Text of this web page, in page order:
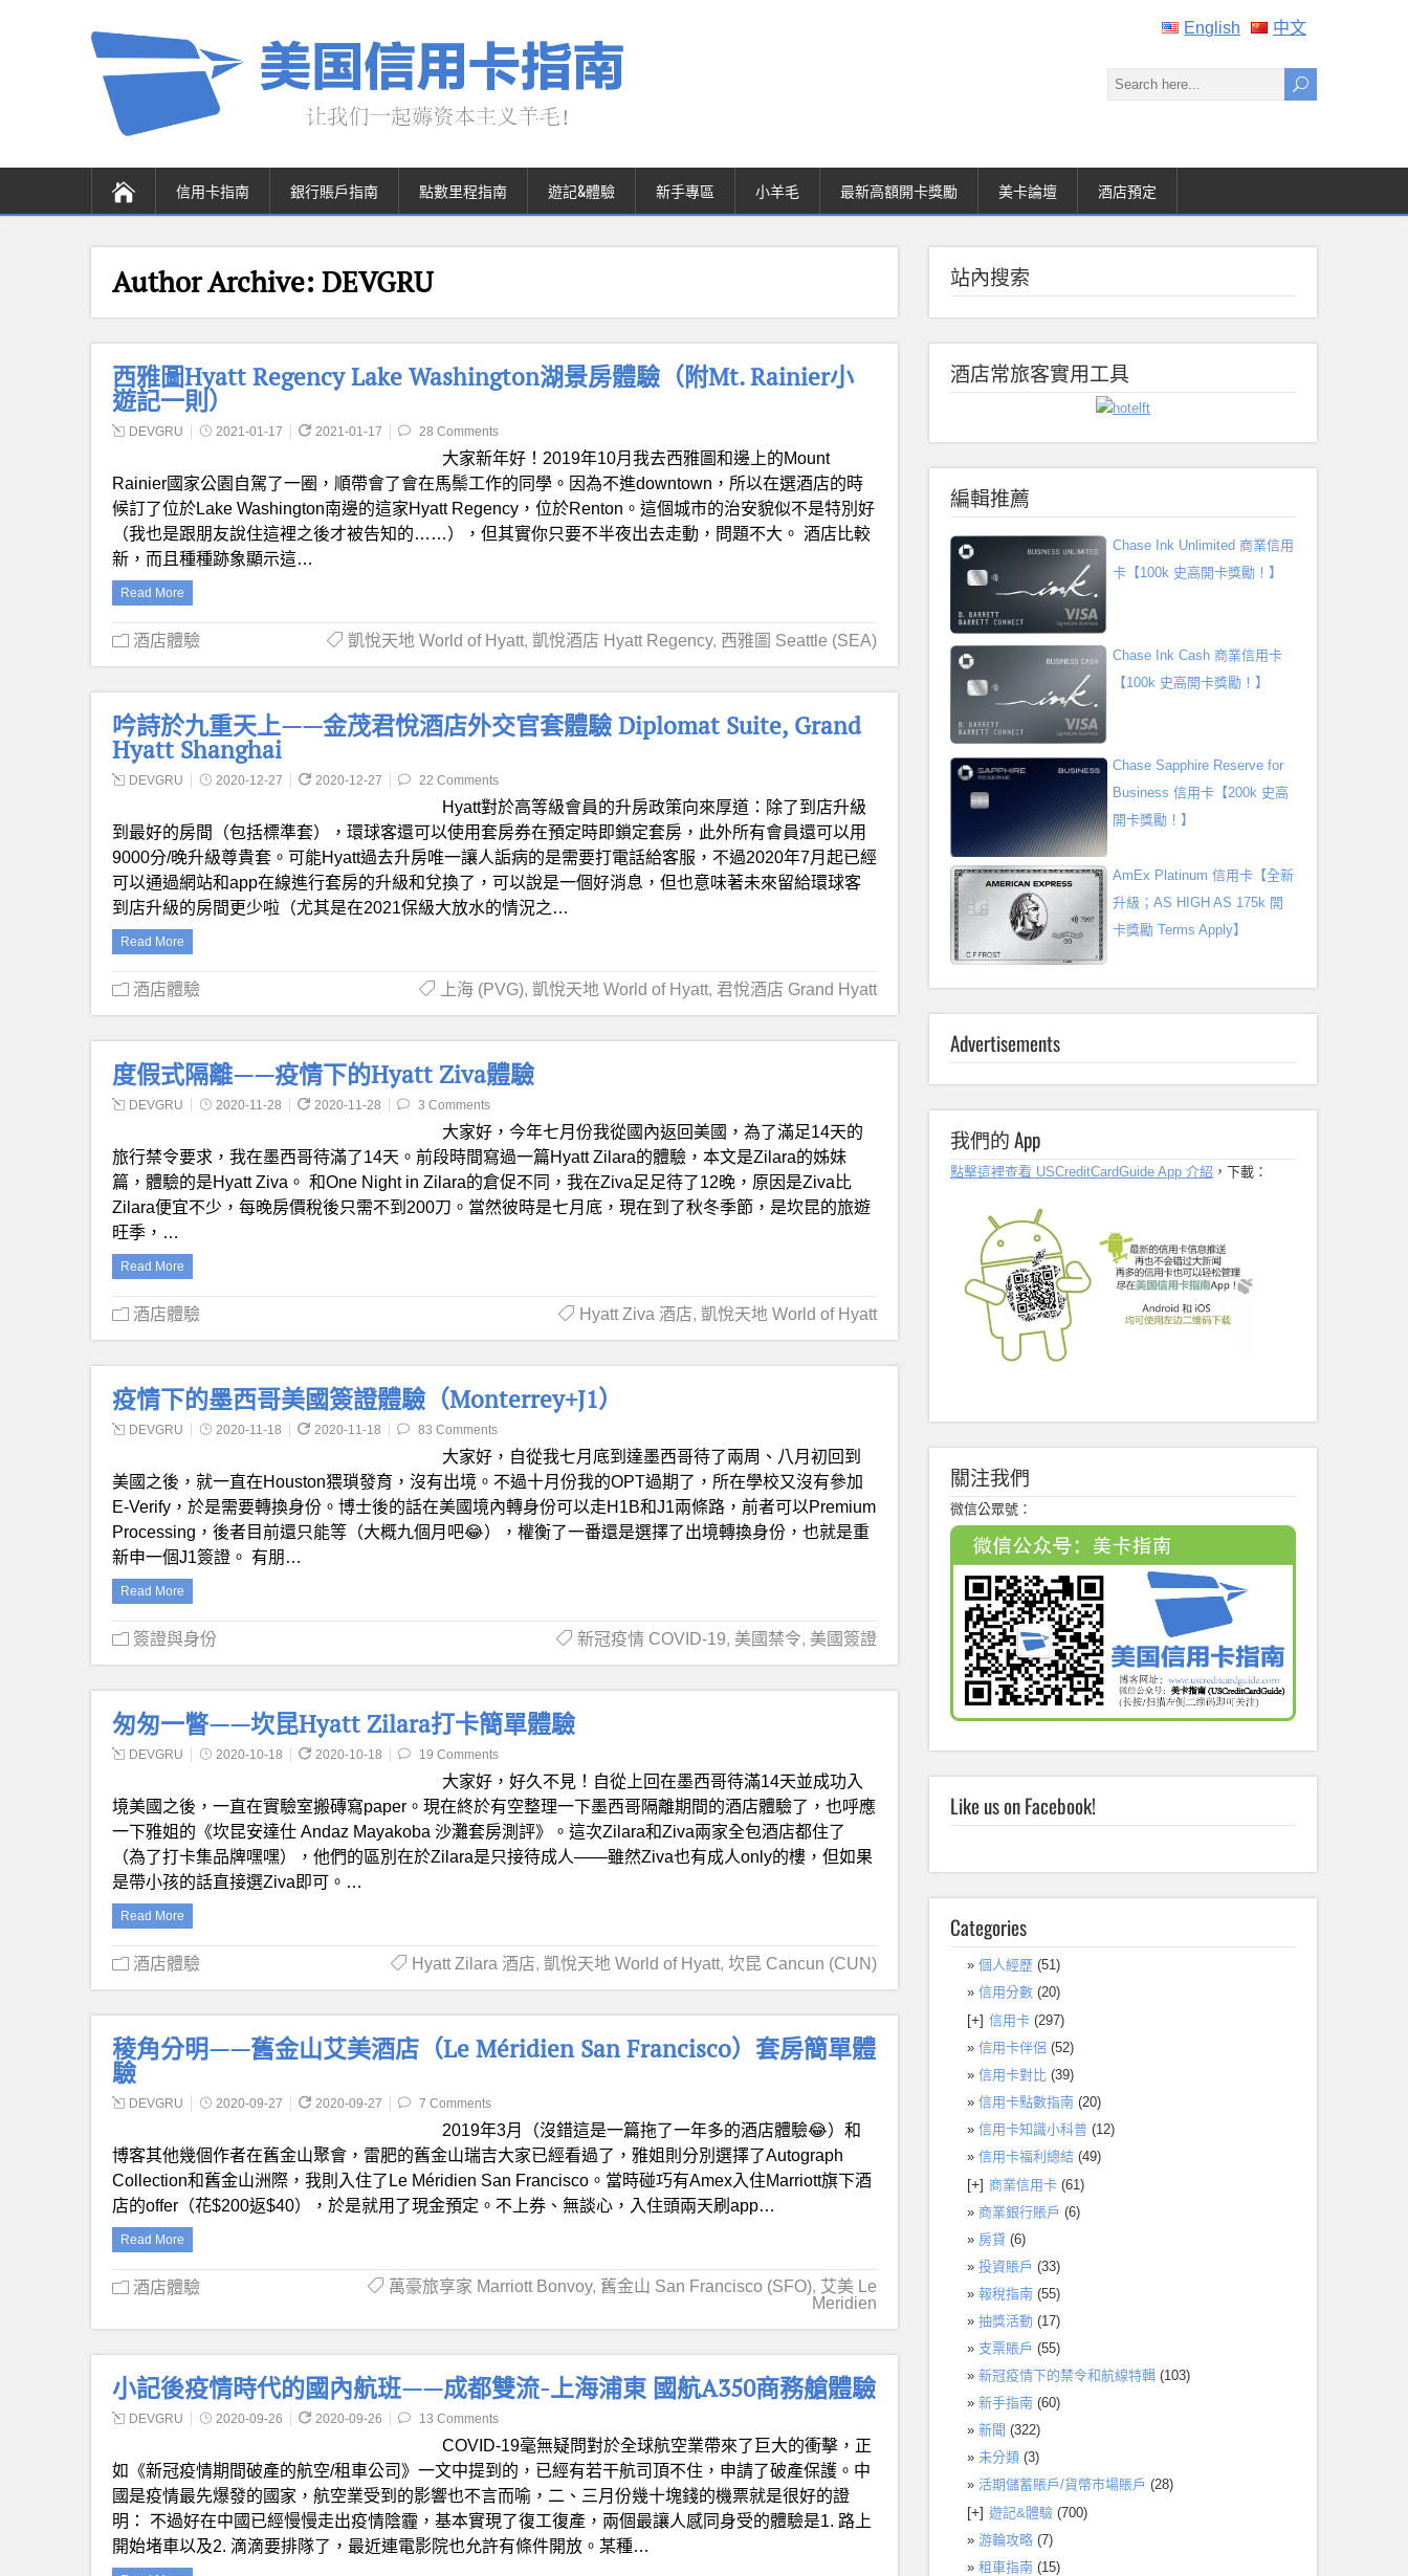
English 中文
信用卡指南 銀行賬戶指南 點數里程指南 遊記&體驗 新手專區 小羊毛 最新高額開卡獎勵 美卡論壇 酒店預定
Author Archive: DEVGRU
西雅圖Hyatt Regency Lake Washington湖景房體驗（附Mt. Rainier小
遊記一則）
DEVGRU 2021-01-17 2021-01-17 28 Comments
大家新年好！2019年10月我去西雅圖和邊上的Mount
Rainier國家公園自駕了一圈，順帶會了會在馬鬃工作的同學。因為不進downtown，所以在選酒店的時
候訂了位於Lake Washington南邊的這家Hyatt Regency，位於Renton。這個城市的治安貌似不是特別好
（我也是跟朋友說住這裡之後才被告知的……），但其實你只要不半夜出去走動，問題不大。 酒店比較
新，而且種種跡象顯示這…
Read More
酒店體驗 凱悅天地 World of Hyatt, 凱悅酒店 Hyatt Regency, 西雅圖 Seattle (SEA)
吟詩於九重天上——金茂君悅酒店外交官套體驗 Diplomat Suite, Grand
Hyatt Shanghai
DEVGRU 2020-12-27 2020-12-27 22 Comments
Hyatt對於高等級會員的升房政策向來厚道：除了到店升級
到最好的房間（包括標準套），環球客還可以使用套房券在預定時即鎖定套房，此外所有會員還可以用
9000分/晚升級尊貴套。可能Hyatt過去升房唯一讓人詬病的是需要打電話給客服，不過2020年7月起已經
可以通過網站和app在線進行套房的升級和兌換了，可以說是一個好消息，但也意味著未來留給環球客
到店升級的房間更少啦（尤其是在2021保級大放水的情況之…
Read More
酒店體驗 上海 (PVG), 凱悅天地 World of Hyatt, 君悅酒店 Grand Hyatt
度假式隔離——疫情下的Hyatt Ziva體驗
DEVGRU 2020-11-28 2020-11-28 3 Comments
大家好，今年七月份我從國內返回美國，為了滿足14天的
旅行禁令要求，我在墨西哥待滿了14天。前段時間寫過一篇Hyatt Zilara的體驗，本文是Zilara的姊妹
篇，體驗的是Hyatt Ziva。 和One Night in Zilara的倉促不同，我在Ziva足足待了12晚，原因是Ziva比
Zilara便宜不少，每晚房價稅後只需不到200刀。當然彼時是七月底，現在到了秋冬季節，是坎昆的旅遊
旺季，…
Read More
酒店體驗 Hyatt Ziva 酒店, 凱悅天地 World of Hyatt
疫情下的墨西哥美國簽證體驗（Monterrey+J1）
DEVGRU 2020-11-18 2020-11-18 83 Comments
大家好，自從我七月底到達墨西哥待了兩周、八月初回到
美國之後，就一直在Houston猥瑣發育，沒有出境。不過十月份我的OPT過期了，所在學校又沒有參加
E-Verify，於是需要轉換身份。博士後的話在美國境內轉身份可以走H1B和J1兩條路，前者可以Premium
Processing，後者目前還只能等（大概九個月吧😂），權衡了一番還是選擇了出境轉換身份，也就是重
新申一個J1簽證。 有朋…
Read More
簽證與身份 新冠疫情 COVID-19, 美國禁令, 美國簽證
匆匆一瞥——坎昆Hyatt Zilara打卡簡單體驗
DEVGRU 2020-10-18 2020-10-18 19 Comments
大家好，好久不見！自從上回在墨西哥待滿14天並成功入
境美國之後，一直在實驗室搬磚寫paper。現在終於有空整理一下墨西哥隔離期間的酒店體驗了，也呼應
一下雅姐的《坎昆安達仕 Andaz Mayakoba 沙灘套房測評》。這次Zilara和Ziva兩家全包酒店都住了
（為了打卡集品牌嘿嘿），他們的區別在於Zilara是只接待成人——雖然Ziva也有成人only的樓，但如果
是帶小孩的話直接選Ziva即可。…
Read More
酒店體驗 Hyatt Zilara 酒店, 凱悅天地 World of Hyatt, 坎昆 Cancun (CUN)
稜角分明——舊金山艾美酒店（Le Méridien San Francisco）套房簡單體
驗
DEVGRU 2020-09-27 2020-09-27 7 Comments
2019年3月（沒錯這是一篇拖了一年多的酒店體驗😂）和
博客其他幾個作者在舊金山聚會，雷肥的舊金山瑞吉大家已經看過了，雅姐則分別選擇了Autograph
Collection和舊金山洲際，我則入住了Le Méridien San Francisco。當時碰巧有Amex入住Marriott旗下酒
店的offer（花$200返$40），於是就用了現金預定。不上券、無談心，入住頭兩天刷app…
Read More
酒店體驗 萬豪旅享家 Marriott Bonvoy, 舊金山 San Francisco (SFO), 艾美 Le
Meridien
小記後疫情時代的國內航班——成都雙流-上海浦東 國航A350商務艙體驗
DEVGRU 2020-09-26 2020-09-26 13 Comments
COVID-19毫無疑問對於全球航空業帶來了巨大的衝擊，正
如《新冠疫情期間破產的航空/租車公司》一文中提到的，已經有若干航司頂不住，申請了破產保護。中
國是疫情最先爆發的國家，航空業受到的影響也不言而喻，二、三月份幾十塊錢的機票就是很好的證
明： 不過好在中國已經慢慢走出疫情陰霾，基本實現了復工復產，兩個最讓人感同身受的體驗是1. 路上
開始堵車以及2. 滴滴要排隊了，最近連電影院也允許有條件開放。某種…
站內搜索
酒店常旅客實用工具
編輯推薦
Chase Ink Unlimited 商業信用
卡【100k 史高開卡獎勵！】
Chase Ink Cash 商業信用卡
【100k 史高開卡獎勵！】
Chase Sapphire Reserve for
Business 信用卡【200k 史高
開卡獎勵！】
AmEx Platinum 信用卡【全新
升級；AS HIGH AS 175k 開
卡獎勵 Terms Apply】
Advertisements
我們的 App
點擊這裡查看 USCreditCardGuide App 介紹 ，下載：
關注我們
微信公眾號：
Like us on Facebook!
Categories
個人經歷 (51)
信用分數 (20)
[+] 信用卡 (297)
信用卡伴侶 (52)
信用卡對比 (39)
信用卡點數指南 (20)
信用卡知識小科普 (12)
信用卡福利總結 (49)
[+] 商業信用卡 (61)
商業銀行賬戶 (6)
房貸 (6)
投資賬戶 (33)
報稅指南 (55)
抽獎活動 (17)
支票賬戶 (55)
新冠疫情下的禁令和航線特輯 (103)
新手指南 (60)
新聞 (322)
未分類 (3)
活期儲蓄賬戶/貨幣市場賬戶 (28)
[+] 遊記&體驗 (700)
游輪攻略 (7)
租車指南 (15)